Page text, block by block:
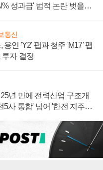
성과급' 법적 논란 벗을지
통신
용인 'Y2' 팹과 청주 'M17' 팹
투자 결정
년 만에 전력산업 구조개
5사 통합' 넘어 '한전 지주사'